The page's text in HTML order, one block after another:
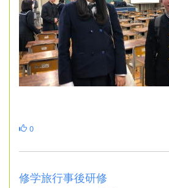
0
修学旅行事後研修